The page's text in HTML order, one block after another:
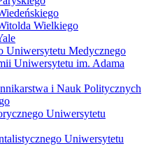
Wielkiego
Uniwersytetu Medycznego
Uniwersytetu im. Adama
i Nauk Politycznych
Uniwersytetu
Uniwersytetu